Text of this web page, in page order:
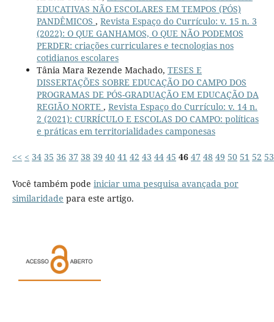
EDUCATIVAS NÃO ESCOLARES EM TEMPOS (PÓS)
PANDÊMICOS , Revista Espaço do Currículo: v. 15 n. 3
(2022): O QUE GANHAMOS, O QUE NÃO PODEMOS
PERDER: criações curriculares e tecnologias nos
cotidianos escolares
Tânia Mara Rezende Machado, TESES E
DISSERTAÇÕES SOBRE EDUCAÇÃO DO CAMPO DOS
PROGRAMAS DE PÓS-GRADUAÇÃO EM EDUCAÇÃO DA
REGIÃO NORTE , Revista Espaço do Currículo: v. 14 n.
2 (2021): CURRÍCULO E ESCOLAS DO CAMPO: políticas
e práticas em territorialidades camponesas
<< < 34 35 36 37 38 39 40 41 42 43 44 45 46 47 48 49 50 51 52 53
Você também pode iniciar uma pesquisa avançada por
similaridade para este artigo.